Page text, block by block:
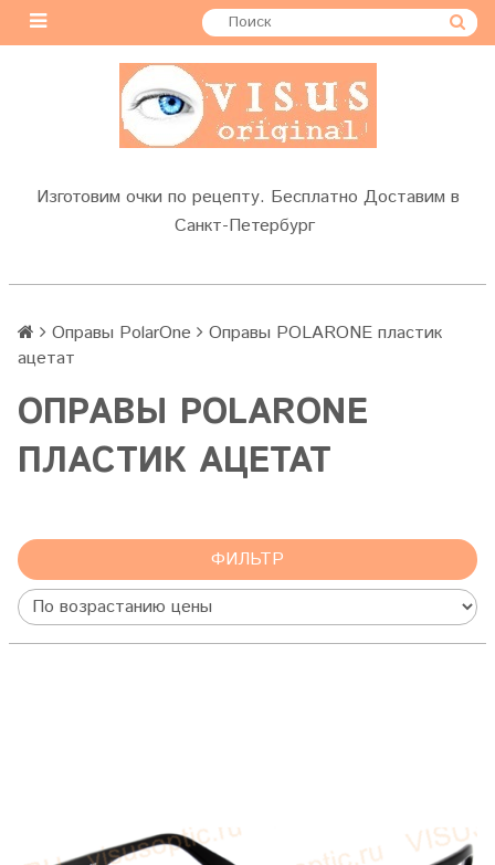
Изготовим очки по рецепту. Бесплатно Доставим в
Санкт-Петербург
Оправы PolarOne
Оправы POLARONE пластик
ацетат
ОПРАВЫ POLARONE
ПЛАСТИК АЦЕТАТ
ФИЛЬТР